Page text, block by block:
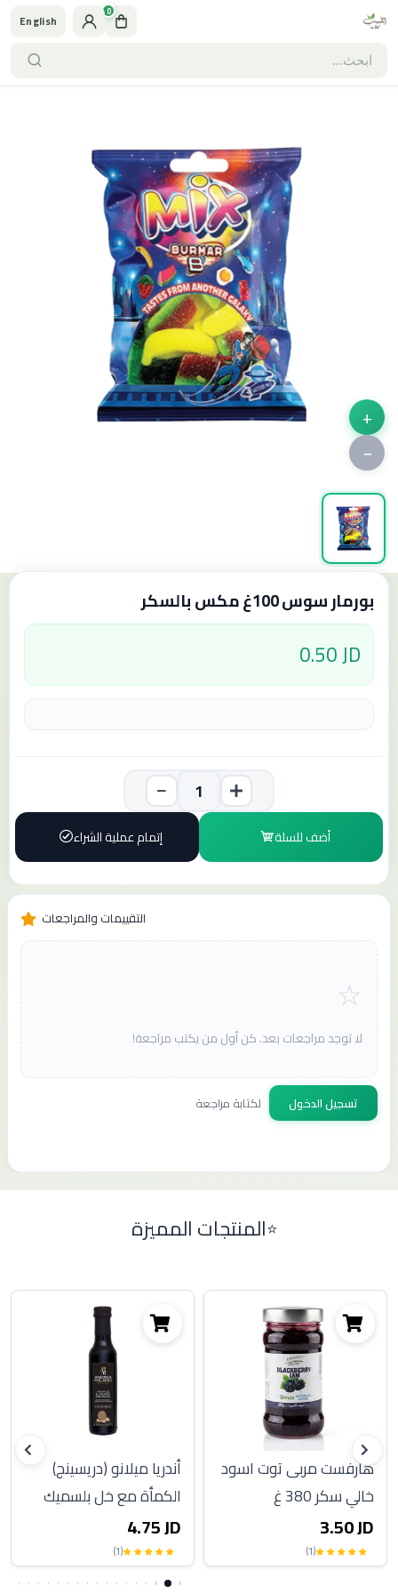
0
English
+
−
بورمار سوس 100غ مكس بالسكر
0.50 JD
أضف للسلة إتمام عملية الشراء
التقييمات والمراجعات
لا توجد مراجعات بعد. كن أول من يكتب مراجعة!
تسجيل الدخول لكتابة مراجعة
المنتجات المميزة
هارفست مربى توت اسود
خالي سكر 380 غ
3.50 JD
(1)
أندريا ميلانو (دريسينج)
الكمأة مع خل بلسميك
250 مل
4.75 JD
(1)